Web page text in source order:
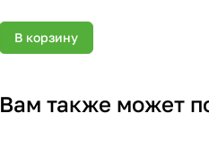
В корзину
Вам также может